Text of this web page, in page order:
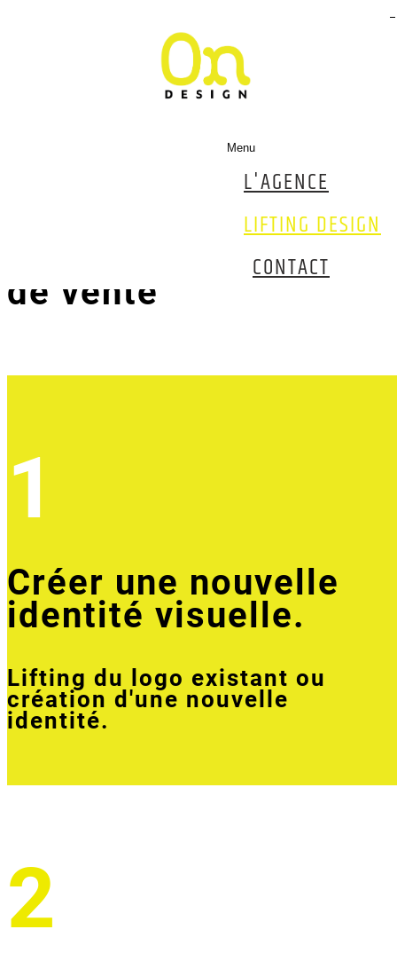
Menu
L'AGENCE
LIFTING DESIGN
CONTACT
dynamiser son point
de vente
1
Créer une nouvelle
identité visuelle.
Lifting du logo existant ou
création d'une nouvelle
identité.
2